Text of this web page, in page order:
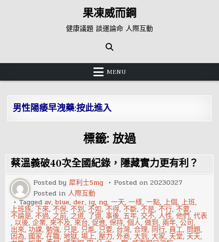
果凍威而鋼
健康議題 談運論命 人際互動
MENU
男性陽痿早洩藥:按此進入
標籤: 放過
蔡溫義破40次全國紀錄，隱藏實力更有利？
Posted by犀利士5mg Posted on20230327
Posted in人際互動
Taggedav,blue,der, ig, ng,一天,一樣,一點,上個,上班,
上班族,下來,不保,不到,不如,不得,不斷,不是,不行,不要,
不論是,不過, 之前, 之道, 了還,事後,五年, 交不,人性,他們,代表
,以後,企業,來不及,來台,促進,保持,個人,做到, 兩年,公司,
出來,功課,勉強, 只是, 只能, 只要, 台灣,合理, 同行, 員工, 問題,
因為, 國家,在職,地獄,場上,壓力,外商,大到,大家, 天堂, 天天,